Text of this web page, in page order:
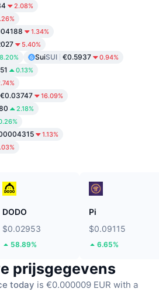
2.08%
1.34%
5.40%
SuiSUI €0.5937 0.94%
0.13%
€0.03747 16.09%
2.18%
1.13%
DODO
$0.02953
58.89%
Pi
$0.09115
6.65%
prijsgegevens
today is €0.000009 EUR with a